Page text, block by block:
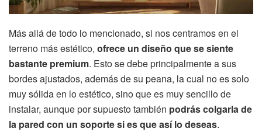
Más allá de todo lo mencionado, si nos centramos en el
terreno más estético, ofrece un diseño que se siente
bastante premium. Esto se debe principalmente a sus
bordes ajustados, además de su peana, la cual no es solo
muy sólida en lo estético, sino que es muy sencillo de
instalar, aunque por supuesto también podrás colgarla de
la pared con un soporte si es que así lo deseas.